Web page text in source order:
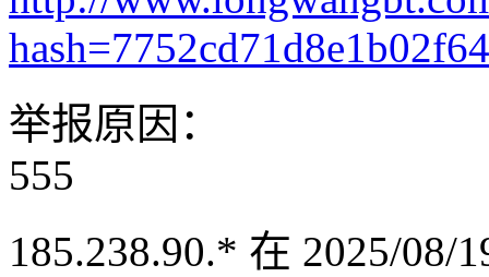
举报原因：
555
185.238.90.* 在 2025/08/